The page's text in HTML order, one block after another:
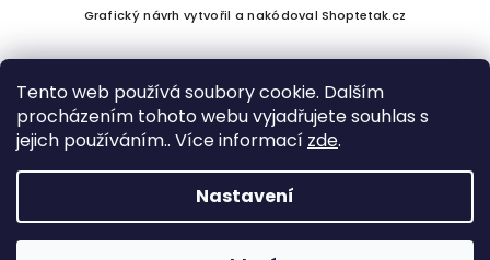
Tento web používá soubory cookie. Dalším
procházením tohoto webu vyjadřujete souhlas s
jejich používáním.. Více informací zde.
Nastavení
Vytvořil Shoptet
Grafický návrh vytvořil a nakódovalShoptetak.cz
Podle zákona o evidenci tržeb je prodávající povinen vystavit
kupujícímu účtenku. Zároveň je povinen zaevidovat přijatou
tržbu u správce daně online; v případě technického výpadku